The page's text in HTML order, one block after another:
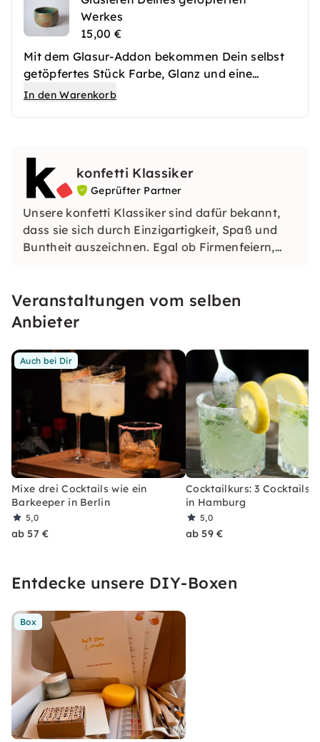
Werkes
15,00 €
Mit dem Glasur-Addon bekommen Dein selbst
getöpfertes Stück Farbe, Glanz und eine
hochwertige Oberfläche. Nach dem ersten
Lieblingsstücke, die Du im Alltag nutzen oder
verschenken kannst.
In den Warenkorb
konfetti Klassiker
Geprüfter Partner
Unsere konfetti Klassiker sind dafür bekannt,
dass sie sich durch Einzigartigkeit, Spaß und
Buntheit auszeichnen. Egal ob Firmenfeiern,
erleben, welches Du so schnell nicht vergessen
wirst.
Veranstaltungen vom selben
Anbieter
Auch bei Dir
Mixe drei Cocktails wie ein
Barkeeper in Berlin
5,0
ab 57 €
Cocktailkurs: 3 Cocktails
in Hamburg
5,0
ab 59 €
Entdecke unsere DIY-Boxen
Box